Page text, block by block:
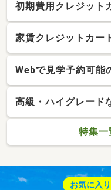
初期費用クレジット
家賃クレジットカー
Webで見学予約可能
高級・ハイグレード
特集一
お気に入